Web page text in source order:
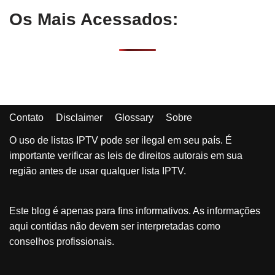
Os Mais Acessados:
Contato Disclaimer Glossary Sobre
O uso de listas IPTV pode ser ilegal em seu país. É
importante verificar as leis de direitos autorais em sua
região antes de usar qualquer lista IPTV.
Este blog é apenas para fins informativos. As informações
aqui contidas não devem ser interpretadas como
conselhos profissionais.